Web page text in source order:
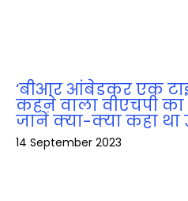
‘बीआर आंबेडकर एक
कहने वाला वीएचपी का
जानें क्‍या-क्‍या कहा
14 September 2023